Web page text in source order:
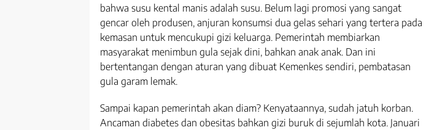
bahwa susu kental manis adalah susu. Belum lagi promosi yang sangat
gencar oleh produsen, anjuran konsumsi dua gelas sehari yang tertera pada
kemasan untuk mencukupi gizi keluarga. Pemerintah membiarkan
masyarakat menimbun gula sejak dini, bahkan anak anak. Dan ini
bertentangan dengan aturan yang dibuat Kemenkes sendiri, pembatasan
gula garam lemak.
Sampai kapan pemerintah akan diam? Kenyataannya, sudah jatuh korban.
Ancaman diabetes dan obesitas bahkan gizi buruk di sejumlah kota. Januari